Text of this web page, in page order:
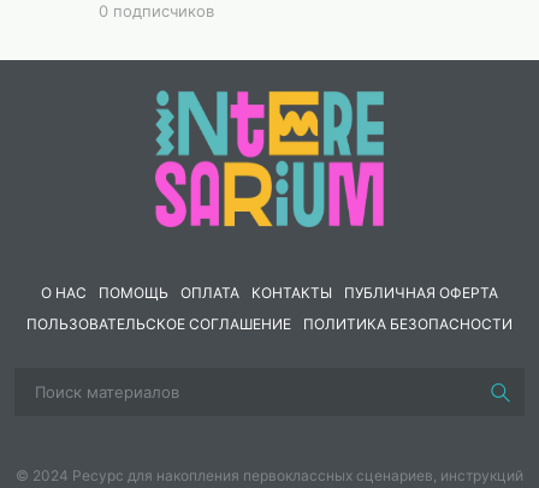
образовательного процесса с учётом
индивидуализацией понимается создание
оптимальных условий для реализации
потенциальных возможностей дошкольников.
Индивидуализация дошкольного образования
котором сам ребенок становится активным в выборе
содержания своего образования, становится
За счёт чего достигается индивидуализация
Индивидуализация достигается за счетучета
0 подписчиков
О НАС ПОМОЩЬ ОПЛАТА КОНТАКТЫ
ПУБЛИЧНАЯ ОФЕРТА
ПОЛЬЗОВАТЕЛЬСКОЕ СОГЛАШЕНИЕ
ПОЛИТИКА БЕЗОПАСНОСТИ
© 2024 Ресурс для накопления первоклассных сценариев, инструкций